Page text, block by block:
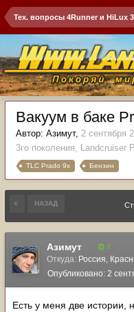
Вакуум в баке
Автор: Азимут, 2 сентября
3го поколения, Landсruiser
TLC Prado 9x Бензин
НАЗАД
Азимут 7
Откуда: Россия,
Опубликовано: 2
Есть у меня две истории,